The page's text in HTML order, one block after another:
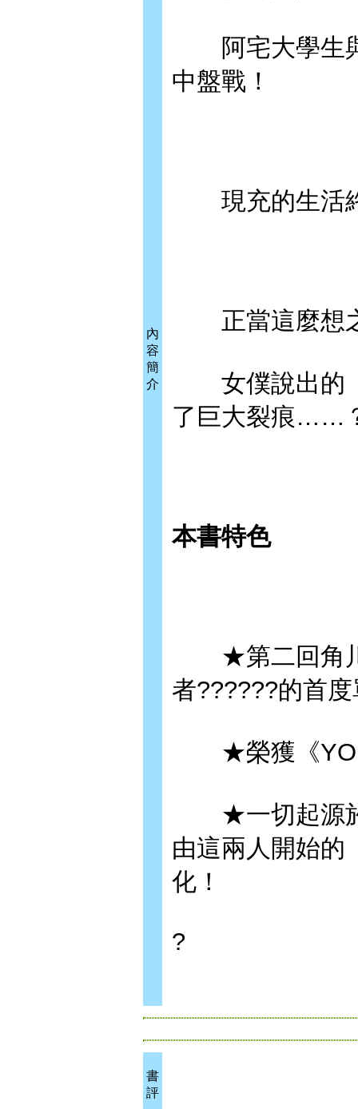
內
容
簡
介
阿宅大學生與
中盤戰！
現充的生活
正當這麼想之
女僕說出的「
了巨大裂痕……
本書特色
★第二回角川
者??????的首
★榮獲《
★一切起源於
由這兩人開始的
化！
?
書
評